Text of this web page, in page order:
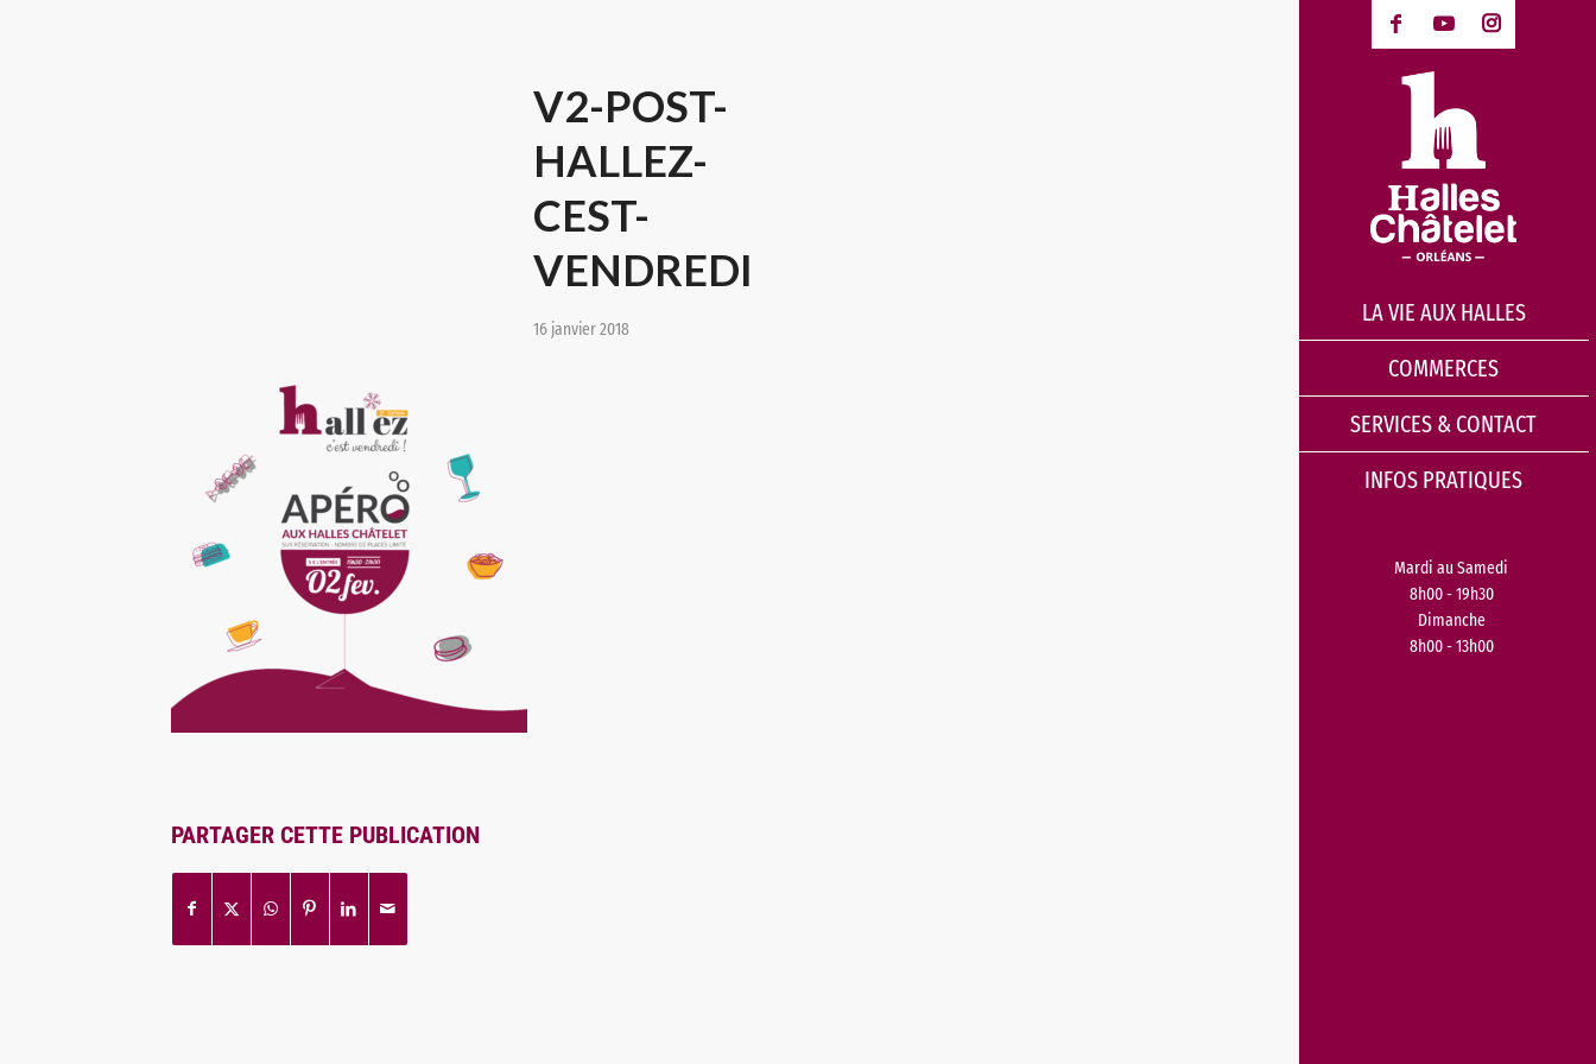
LA VIE AUX HALLES
COMMERCES
SERVICES & CONTACT
INFOS PRATIQUES
Mardi au Samedi
8h00 - 19h30
Dimanche
8h00 - 13h00
V2-POST-
HALLEZ-
CEST-
VENDREDI
16 janvier 2018
PARTAGER CETTE PUBLICATION